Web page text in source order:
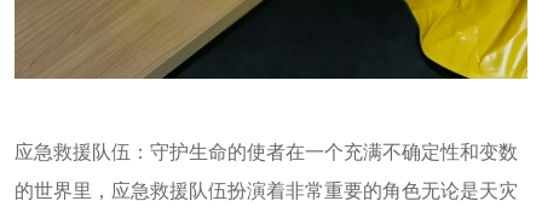
应急救援队伍：守护生命的使者在一个充满不确定性和变数
的世界里，应急救援队伍扮演着非常重要的角色无论是天灾